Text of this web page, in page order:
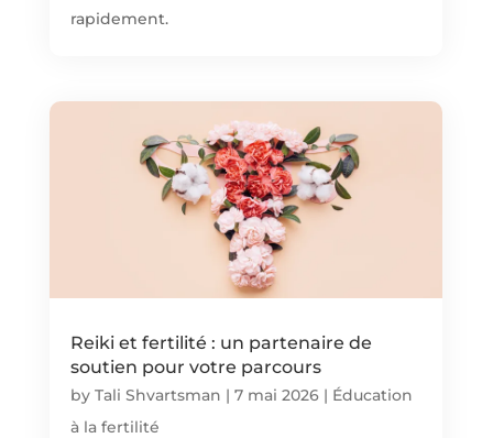
rapidement.
Reiki et fertilité : un partenaire de
soutien pour votre parcours
by Tali Shvartsman | 7 mai 2026| Éducation
à la fertilité